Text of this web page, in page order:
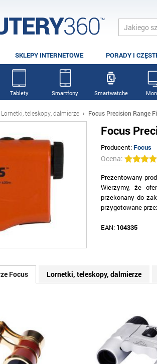
SKLEPY INTERNETOWE PORADY I
Tablety Smartfony Smartwatche
Lornetki, teleskopy, dalmierze › Focus Precision Range
Focus
Producent:Focus
Ocena:
Prezentowany
Wierzymy, że
przekonany do
przygotowane
EAN: 104335
Focus Lornetki, teleskopy, dalmierze